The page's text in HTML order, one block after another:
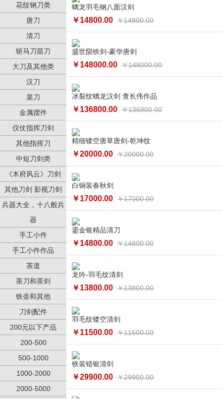
花纹钢刀类
唐刀
清刀
斩马刀苗刀
大刀及其他类
汉刀
菜刀
金属摆件
仪仗指挥刀剑
其他指挥刀
中短刀剑类
《木府风云》刀剑
其他刀剑 影视刀剑
兵器大全，十八般兵
器
手工小件
手工小件作品
茶道
茶刀和茶剑
铁壶和其他
刀剑配件
200元以下产品
200-500
500-1000
1000-2000
2000-5000
螭龙羽毛钢八面汉剑
￥14800.00 ￥14800.00
盛世陨铁剑-豪华唐剑
￥148000.00 ￥148000.00
冰裂纹螭龙汉剑 查长伟作品
￥136800.00 ￥136800.00
精细镂空唐草唐剑-乾坤纹
￥20000.00 ￥20000.00
白铜装春秋剑
￥17000.00 ￥17000.00
鎏金银精品清刀
￥14800.00 ￥14800.00
龙吟-羽毛纹清剑
￥13800.00 ￥13800.00
羽毛纹镂空清剑
￥11500.00 ￥11500.00
铁装错银清剑
￥29900.00 ￥29900.00